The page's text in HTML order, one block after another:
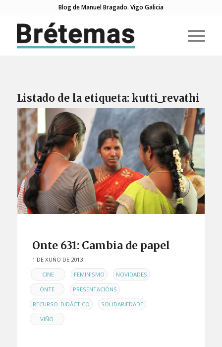
Blog de Manuel Bragado. Vigo Galicia
Listado de la etiqueta: kutti_revathi
Onte 631: Cambia de papel
1 DE XUÑO DE 2013
EN
CINE , FEMINISMO , NOVIDADES ,
ONTE , PRESENTACIÓNS ,
RECURSO_DIDÁCTICO , SOLIDARIEDADE ,
VIÑO